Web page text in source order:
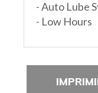
- Auto Lube
- Low Hours